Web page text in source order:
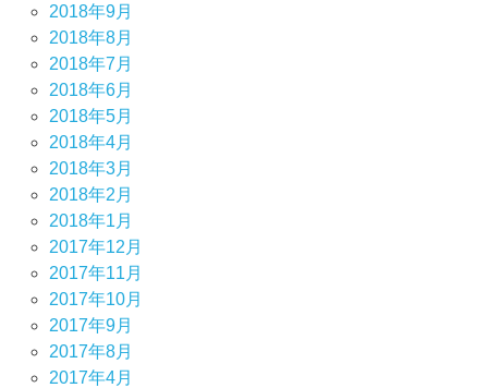
2018年9月
2018年8月
2018年7月
2018年6月
2018年5月
2018年4月
2018年3月
2018年2月
2018年1月
2017年12月
2017年11月
2017年10月
2017年9月
2017年8月
2017年4月